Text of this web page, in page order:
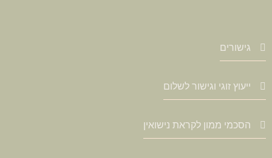
גישורים
ייעוץ זוגי וגישור לשלום
הסכמי ממון לקראת נישואין